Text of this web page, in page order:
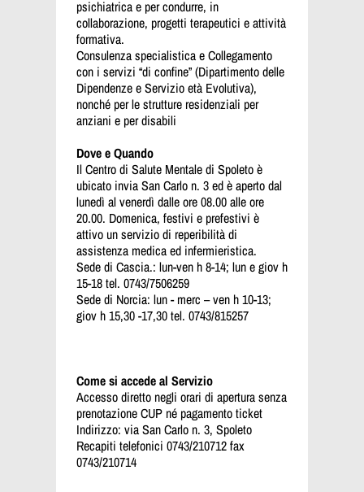
psichiatrica e per condurre, in
collaborazione, progetti terapeutici e attività
formativa.
Consulenza specialistica e Collegamento
con i servizi “di confine” (Dipartimento delle
Dipendenze e Servizio età Evolutiva),
nonché per le strutture residenziali per
anziani e per disabili
Dove e Quando
Il Centro di Salute Mentale di Spoleto è
ubicato invia San Carlo n. 3 ed è aperto dal
lunedì al venerdì dalle ore 08.00 alle ore
20.00. Domenica, festivi e prefestivi è
attivo un servizio di reperibilità di
assistenza medica ed infermieristica.
Sede di Cascia.: lun-ven h 8-14; lun e giov h
15-18 tel. 0743/7506259
Sede di Norcia: lun - merc – ven h 10-13;
giov h 15,30 -17,30 tel. 0743/815257
Come si accede al Servizio
Accesso diretto negli orari di apertura senza
prenotazione CUP né pagamento ticket
Indirizzo: via San Carlo n. 3, Spoleto
Recapiti telefonici 0743/210712 fax
0743/210714